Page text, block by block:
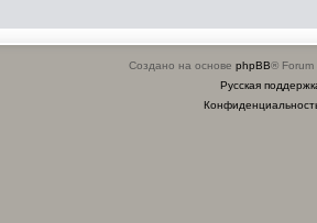
Создано на основе phpBB® Forum
Русская